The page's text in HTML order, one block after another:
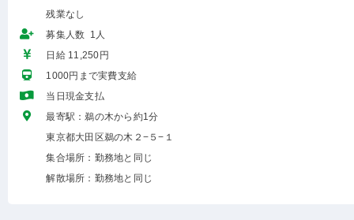
残業なし
募集人数 1人
日給 11,250円
1000円まで実費支給
当日現金支払
最寄駅：鵜の木から約1分
東京都大田区鵜の木２−５−１
集合場所：勤務地と同じ
解散場所：勤務地と同じ